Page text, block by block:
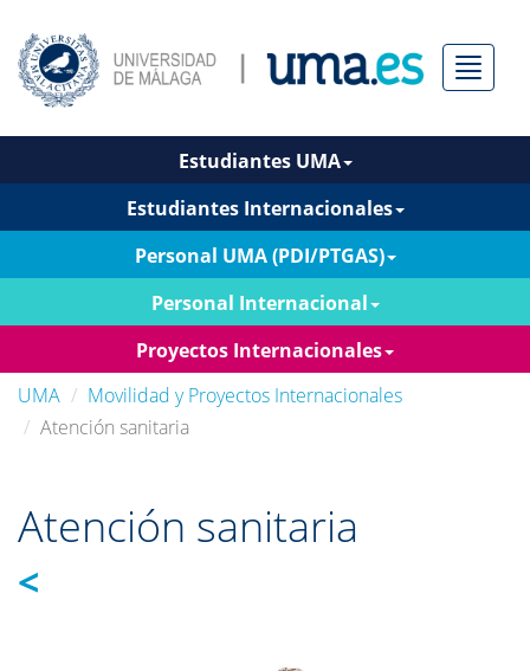
Menú
Estudiantes UMA
Estudiantes Internacionales
Personal UMA (PDI/PTGAS)
Personal Internacional
Proyectos Internacionales
UMA
Movilidad y Proyectos Internacionales
Atención sanitaria
Atención sanitaria
<